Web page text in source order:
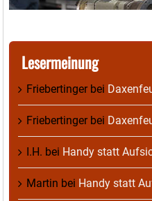
Lesermeinung
Friebertingerbei
Friebertingerbei
I.H. bei Handy statt
Martin bei Handy statt